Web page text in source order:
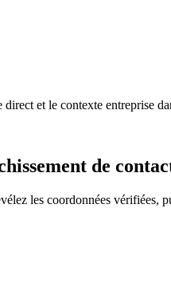
et le contexte entreprise
de
les coordonnées